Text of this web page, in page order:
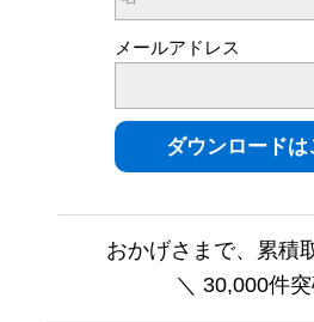
メールアドレス
おかげさまで、累積
＼ 30,000件